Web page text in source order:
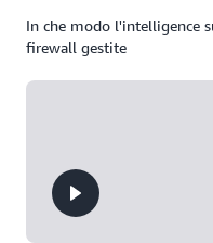
In che modo l'intelligence
firewall gestite